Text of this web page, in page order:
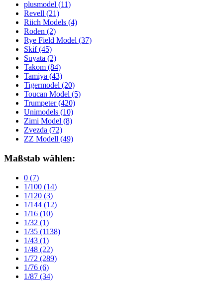
plusmodel (11)
Revell (21)
Riich Models (4)
Roden (2)
Rye Field Model (37)
Skif(45)
Suyata (2)
Takom (84)
Tamiya (43)
Tigermodel (20)
Toucan Model (5)
Trumpeter(420)
Unimodels (10)
Zimi Model (8)
Zvezda (72)
ZZ Modell (49)
Maßstab wählen:
0 (7)
1/100 (14)
1/120 (3)
1/144 (12)
1/16 (10)
1/32 (1)
1/35 (1138)
1/43 (1)
1/48 (22)
1/72 (289)
1/76 (6)
1/87 (34)